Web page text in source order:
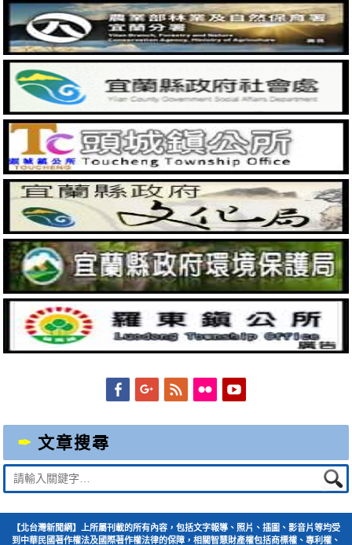
FacebookGoogleplus
Feed Flickr
文章搜尋
Suche
nach:
【北台灣新聞網】上所屬刊載的所有內容，包括文字報導、照片、插圖、影音片等均受
到中華民國著作權法及國際著作權法律的保障，相關智慧財產權包括商標權、專利權、